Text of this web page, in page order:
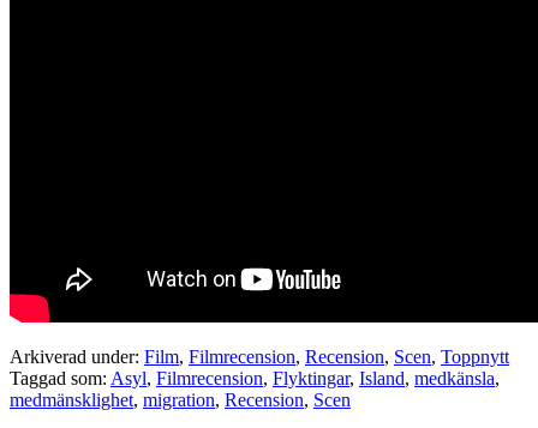
Arkiverad under: Film, Filmrecension, Recension, Scen, Toppnytt
Taggad som: Asyl, Filmrecension, Flyktingar, Island, medkänsla,
medmänsklighet, migration, Recension, Scen